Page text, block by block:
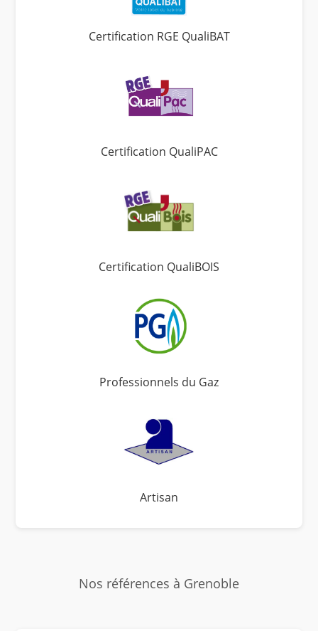
Certification RGE QualiBAT
Certification QualiPAC
Certification QualiBOIS
Professionnels du Gaz
Artisan
Nos références à Grenoble